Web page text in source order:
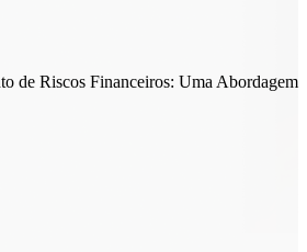
de Riscos Financeiros: Uma Abordagem